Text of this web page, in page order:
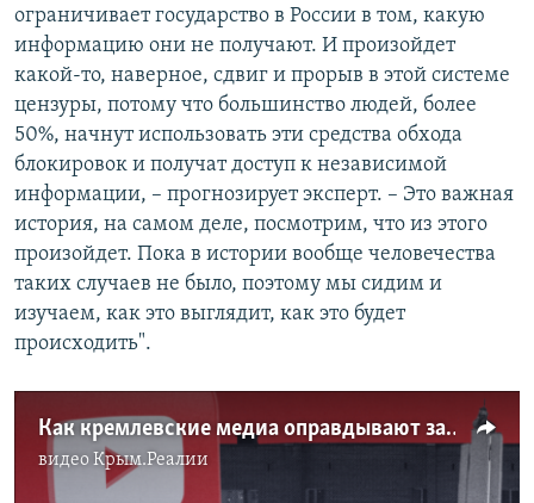
ограничивает государство в России в том, какую
информацию они не получают. И произойдет
какой-то, наверное, сдвиг и прорыв в этой системе
цензуры, потому что большинство людей, более
50%, начнут использовать эти средства обхода
блокировок и получат доступ к независимой
информации, – прогнозирует эксперт. – Это важная
история, на самом деле, посмотрим, что из этого
произойдет. Пока в истории вообще человечества
таких случаев не было, поэтому мы сидим и
изучаем, как это выглядит, как это будет
происходить".
Как кремлевские медиа оправдывают замедление YouTube в России и смогут ли его полностью блокировать?
видео Крым.Реалии